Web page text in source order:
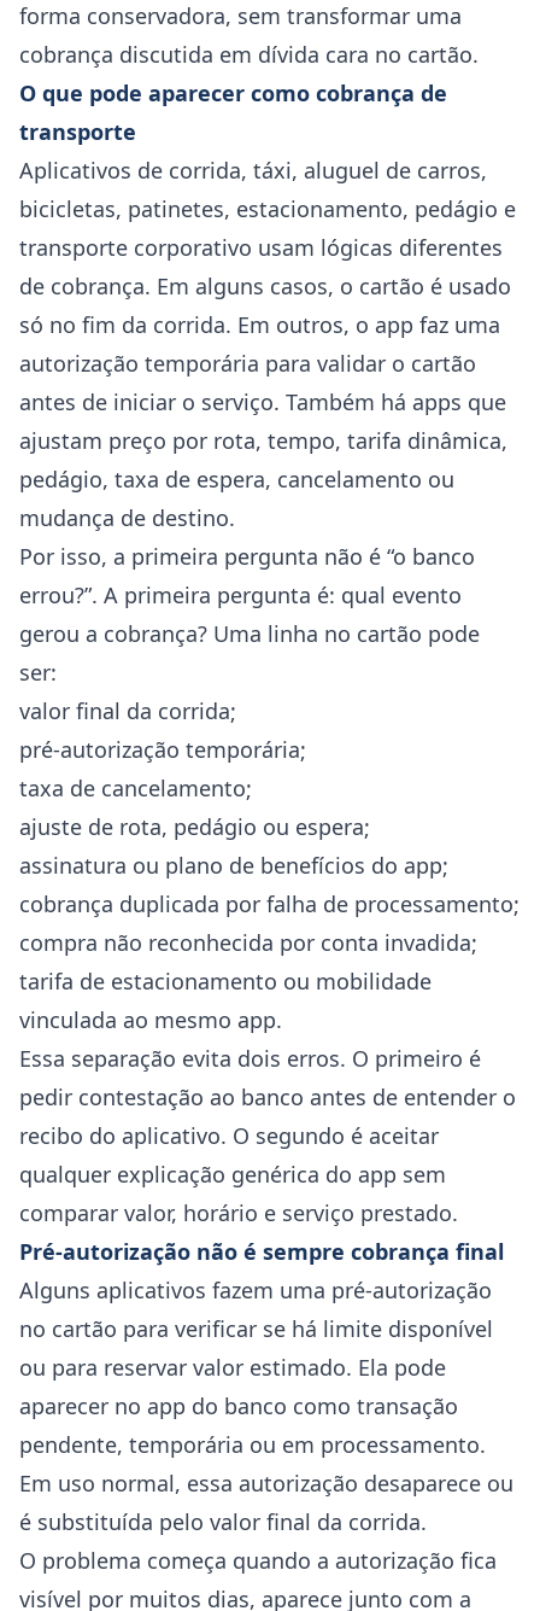
forma conservadora, sem transformar uma
cobrança discutida em dívida cara no cartão.
O que pode aparecer como cobrança de
transporte
Aplicativos de corrida, táxi, aluguel de carros,
bicicletas, patinetes, estacionamento, pedágio e
transporte corporativo usam lógicas diferentes
de cobrança. Em alguns casos, o cartão é usado
só no fim da corrida. Em outros, o app faz uma
autorização temporária para validar o cartão
antes de iniciar o serviço. Também há apps que
ajustam preço por rota, tempo, tarifa dinâmica,
pedágio, taxa de espera, cancelamento ou
mudança de destino.
Por isso, a primeira pergunta não é “o banco
errou?”. A primeira pergunta é: qual evento
gerou a cobrança? Uma linha no cartão pode
ser:
valor final da corrida;
pré-autorização temporária;
taxa de cancelamento;
ajuste de rota, pedágio ou espera;
assinatura ou plano de benefícios do app;
cobrança duplicada por falha de processamento;
compra não reconhecida por conta invadida;
tarifa de estacionamento ou mobilidade
vinculada ao mesmo app.
Essa separação evita dois erros. O primeiro é
pedir contestação ao banco antes de entender o
recibo do aplicativo. O segundo é aceitar
qualquer explicação genérica do app sem
comparar valor, horário e serviço prestado.
Pré-autorização não é sempre cobrança final
Alguns aplicativos fazem uma pré-autorização
no cartão para verificar se há limite disponível
ou para reservar valor estimado. Ela pode
aparecer no app do banco como transação
pendente, temporária ou em processamento.
Em uso normal, essa autorização desaparece ou
é substituída pelo valor final da corrida.
O problema começa quando a autorização fica
visível por muitos dias, aparece junto com a